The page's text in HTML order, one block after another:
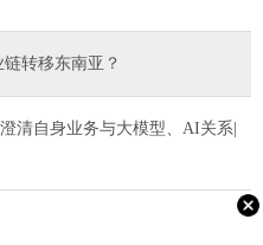
链转移东南亚？
清自身业务与大模型、AI关系|